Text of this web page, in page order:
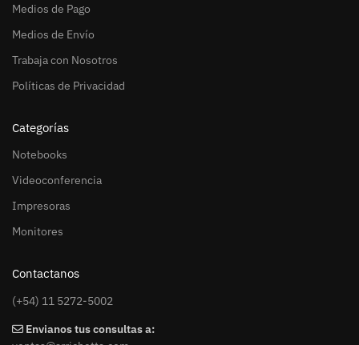
Medios de Pago
Medios de Envío
Trabaja con Nosotros
Políticas de Privacidad
Categorías
Notebooks
Videoconferencia
Impresoras
Monitores
Contactanos
(+54) 11 5272-5002
Envianos tus consultas a: